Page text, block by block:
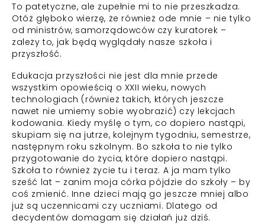
To patetyczne, ale zupełnie mi to nie przeszkadza.
Otóż głęboko wierzę, że również ode mnie – nie tylko
od ministrów, samorządowców czy kuratorek –
zależy to, jak będą wyglądały nasze szkoła i
przyszłość.
Edukacja przyszłości nie jest dla mnie przede
wszystkim opowieścią o XXII wieku, nowych
technologiach (również takich, których jeszcze
nawet nie umiemy sobie wyobrazić) czy lekcjach
kodowania. Kiedy myślę o tym, co dopiero nastąpi,
skupiam się na jutrze, kolejnym tygodniu, semestrze,
następnym roku szkolnym. Bo szkoła to nie tylko
przygotowanie do życia, które dopiero nastąpi.
Szkoła to również życie tu i teraz. A ja mam tylko
sześć lat – zanim moja córka pójdzie do szkoły – by
coś zmienić. Inne dzieci mają go jeszcze mniej albo
już są uczennicami czy uczniami. Dlatego od
decydentów domagam się działań już dziś.